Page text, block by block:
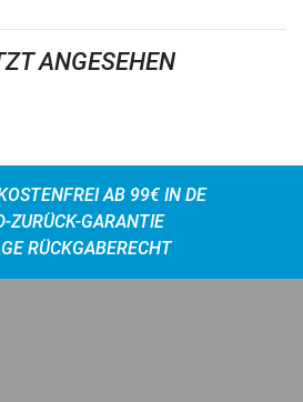
ANGESEHEN
AB 99€ IN DE
ZURÜCK-GARANTIE
RÜCKGABERECHT